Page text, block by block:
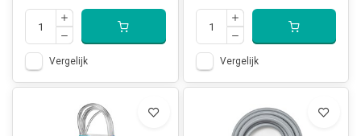
Vergelijk Vergelijk